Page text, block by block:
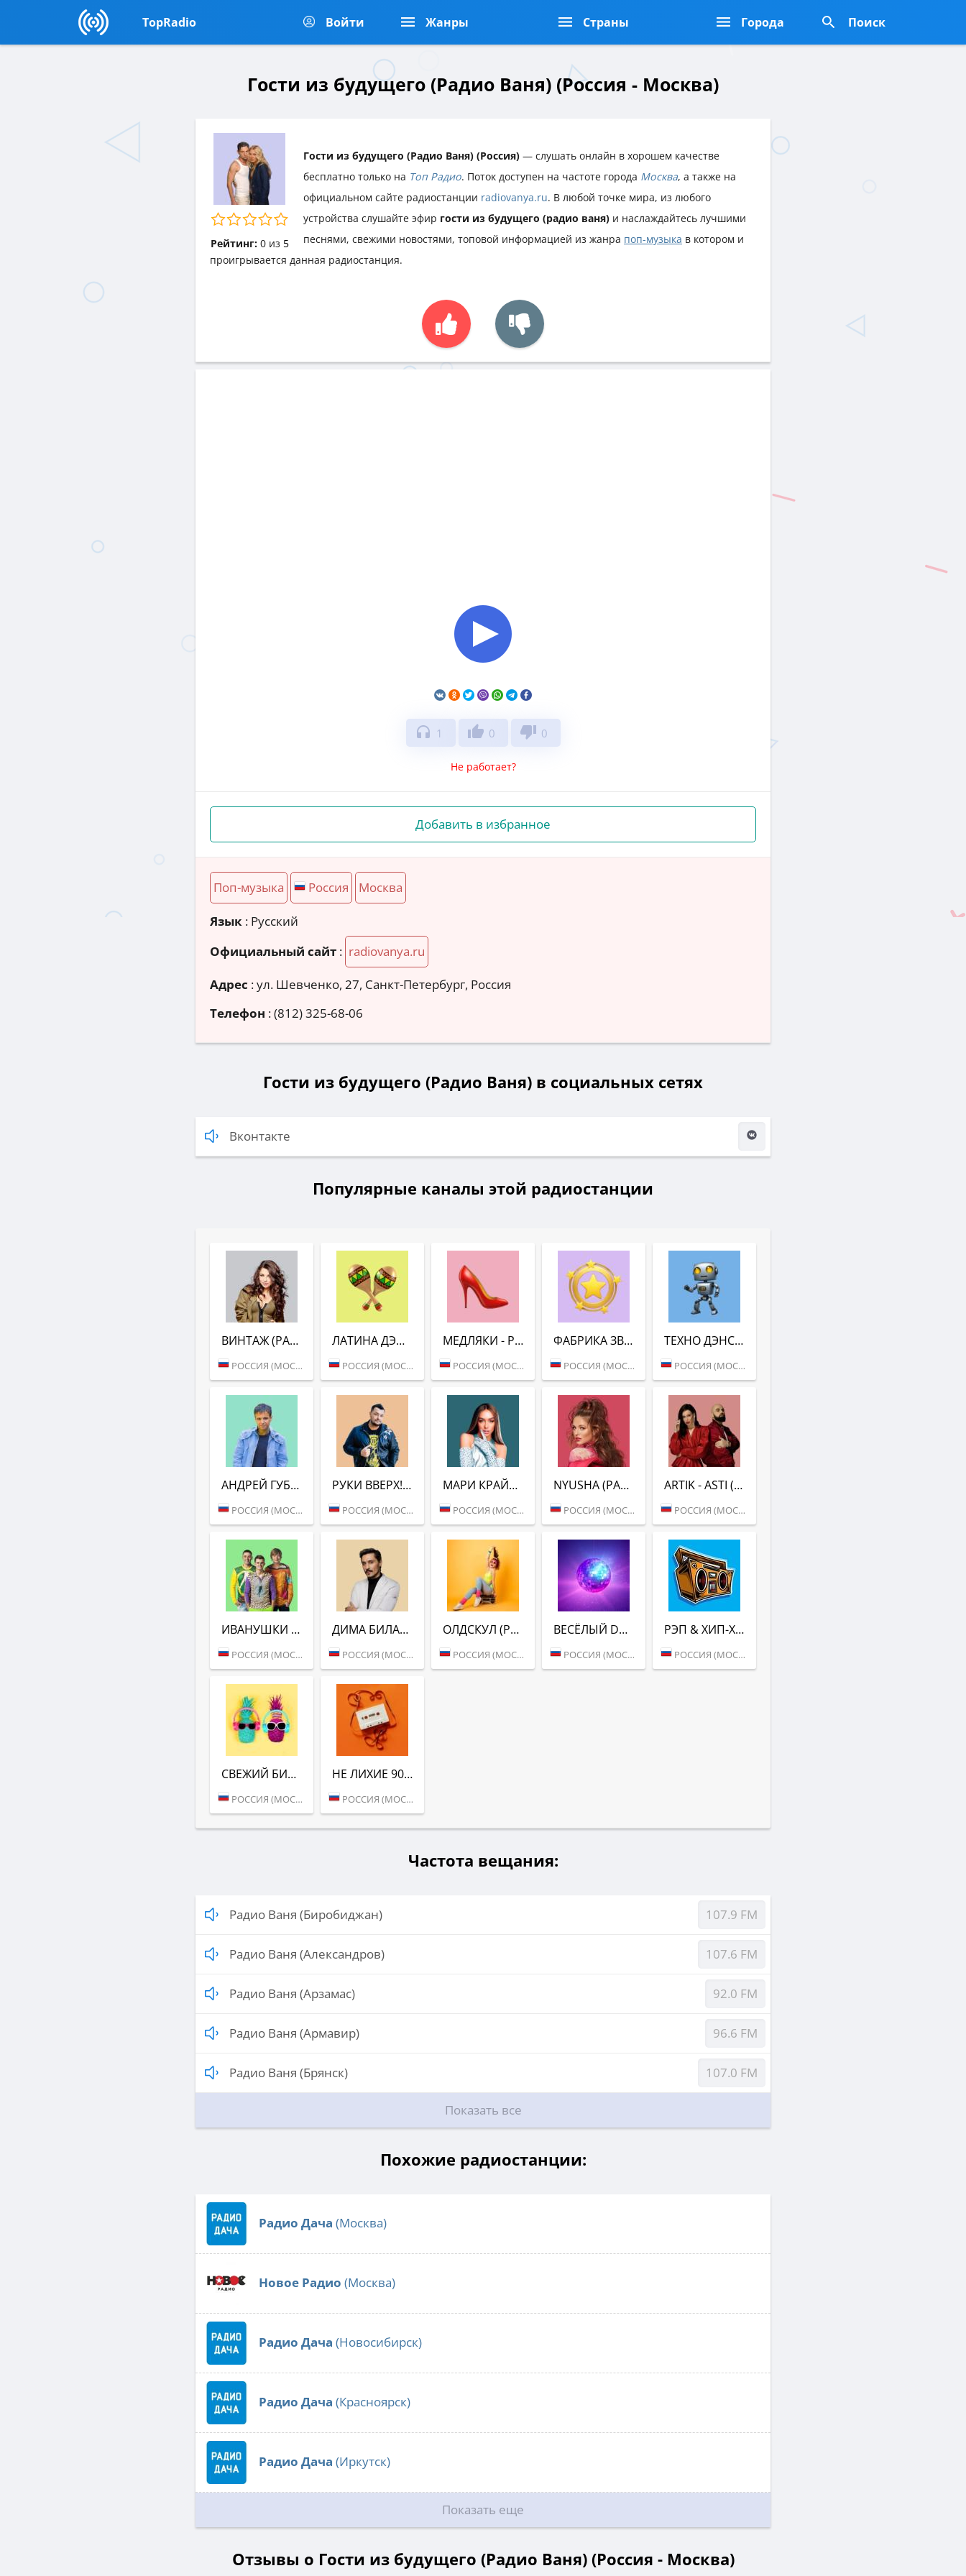
TopRadio Войти Жанры Страны Города Поиск
Гости из будущего (Радио Ваня) (Россия - Москва)
Рейтинг: 0из 5
Гости из будущего (Радио Ваня) (Россия) — слушать онлайн в хорошем качестве
бесплатно только на Топ Радио. Поток доступен на частоте города Москва, а также на
официальном сайте радиостанции radiovanya.ru. В любой точке мира, из любого
устройства слушайте эфир гости из будущего (радио ваня) и наслаждайтесь лучшими
песнями, свежими новостями, топовой информацией из жанра поп-музыка в котором и
проигрывается данная радиостанция.
headphones 1 thumb_up 0 thumb_down 0
Не работает?
Добавить в избранное
Поп-музыка Россия Москва
Язык : Русский
Официальный сайт : radiovanya.ru
Адрес :ул. Шевченко, 27, Санкт-Петербург, Россия
Телефон :(812) 325-68-06
Гости из будущего (Радио Ваня) в социальных сетях
Вконтакте
Популярные каналы этой радиостанции
ВИНТАЖ (РАДИО ВАНЯ)
РОССИЯ (МОСКВА)
ЛАТИНА ДЭНС (РАДИО ВАНЯ)
РОССИЯ (МОСКВА)
МЕДЛЯКИ - РАДИО ВАНЯ
РОССИЯ (МОСКВА)
ФАБРИКА ЗВЁЗД (РАДИО ВАНЯ)
РОССИЯ (МОСКВА)
ТЕХНО ДЭНС (РАДИО ВАНЯ)
РОССИЯ (МОСКВА)
АНДРЕЙ ГУБИН (РАДИО ВАНЯ)
РОССИЯ (МОСКВА)
РУКИ ВВЕРХ! (РАДИО ВАНЯ)
РОССИЯ (МОСКВА)
МАРИ КРАЙМБРЕРИ (РАДИО ВАНЯ)
РОССИЯ (МОСКВА)
NYUSHA (РАДИО ВАНЯ)
РОССИЯ (МОСКВА)
ARTIK - ASTI (РАДИО ВАНЯ)
РОССИЯ (МОСКВА)
ИВАНУШКИ INTERNATIONAL (РАДИО ВАНЯ)
РОССИЯ (МОСКВА)
ДИМА БИЛАН (РАДИО ВАНЯ)
РОССИЯ (МОСКВА)
ОЛДСКУЛ (РАДИО ВАНЯ)
РОССИЯ (МОСКВА)
ВЕСЁЛЫЙ DANCE (РАДИО ВАНЯ)
РОССИЯ (МОСКВА)
РЭП & ХИП-ХАП (РАДИО ВАНЯ)
РОССИЯ (МОСКВА)
СВЕЖИЙ БИТ (РАДИО ВАНЯ)
РОССИЯ (МОСКВА)
НЕ ЛИХИЕ 90-Е (РАДИО ВАНЯ)
РОССИЯ (МОСКВА)
Частота вещания:
Радио Ваня (Биробиджан) 107.9 FM
Радио Ваня (Александров) 107.6 FM
Радио Ваня (Арзамас) 92.0 FM
Радио Ваня (Армавир) 96.6 FM
Радио Ваня (Брянск) 107.0 FM
Показать все
Похожие радиостанции:
Радио Дача (Москва)
Новое Радио (Москва)
Радио Дача (Новосибирск)
Радио Дача (Красноярск)
Радио Дача (Иркутск)
Показать еще
Отзывы о Гости из будущего (Радио Ваня) (Россия - Москва)